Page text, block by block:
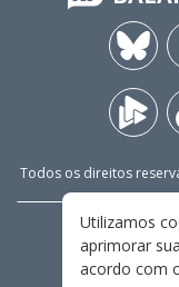
Todos os direitos
Utilizamos
aprimorar
acordo com